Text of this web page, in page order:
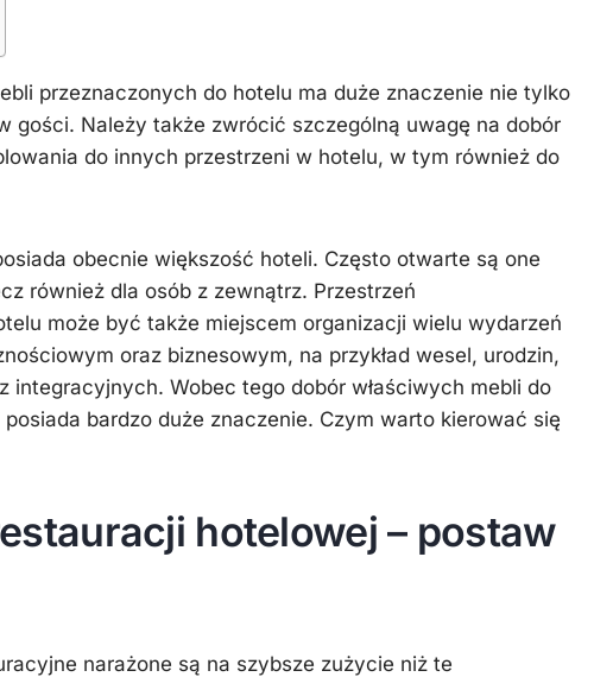
przeznaczonych do hotelu ma duże znaczenie nie tylko
gości. Należy także zwrócić szczególną uwagę na dobór
do innych przestrzeni w hotelu, w tym również do
obecnie większość hoteli. Często otwarte są one
również dla osób z zewnątrz. Przestrzeń
może być także miejscem organizacji wielu wydarzeń
oraz biznesowym, na przykład wesel, urodzin,
integracyjnych. Wobec tego dobór właściwych mebli do
bardzo duże znaczenie. Czym warto kierować się
hotelowej – postaw
narażone są na szybsze zużycie niż te